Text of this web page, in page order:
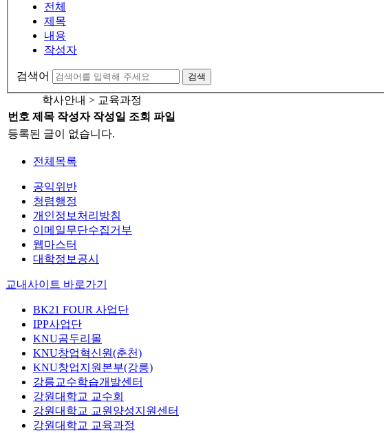
전체
제목
내용
작성자
검색어 검색
학사안내 > 교육과정
번호 제목 작성자 작성일 조회 파일
등록된 글이 없습니다.
전체목록
공익위반
청렴행정
개인정보처리방침
이메일무단수집거부
웹마스터
대학정보공시
교내사이트 바로가기
BK21 FOUR 사업단
IPP사업단
KNU곰두리몰
KNU창업혁신원(춘천)
KNU창업지원본부(강릉)
강릉교수학습개발센터
강원대학교 교수회
강원대학교 교원양성지원센터
강원대학교 교육과정